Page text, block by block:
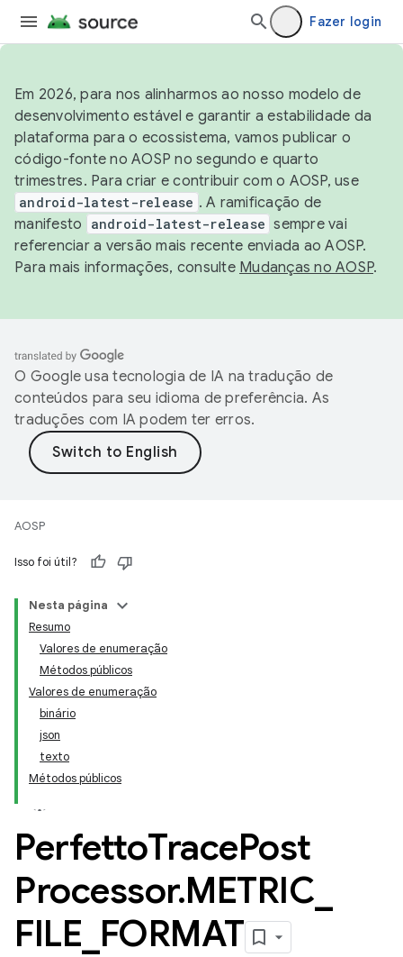
Fazer login
Em 2026, para nos alinharmos ao nosso modelo de
desenvolvimento estável e garantir a estabilidade da
plataforma para o ecossistema, vamos publicar o
código-fonte no AOSP no segundo e quarto
trimestres. Para criar e contribuir com o AOSP, use
android-latest-release . A ramificação de
manifesto
android-latest-release sempre vai
referenciar a versão mais recente enviada ao AOSP.
Para mais informações, consulte Mudanças no AOSP.
O Google usa tecnologia de IA na tradução de
conteúdos para seu idioma de preferência. As
traduções com IA podem ter erros.
AOSP
Isso foi útil?
Nesta página
Resumo
Valores de enumeração
Métodos públicos
Valores de enumeração
binário
json
texto
Métodos públicos
PerfettoTracePost
Processor.METRIC
FILE FORMAT